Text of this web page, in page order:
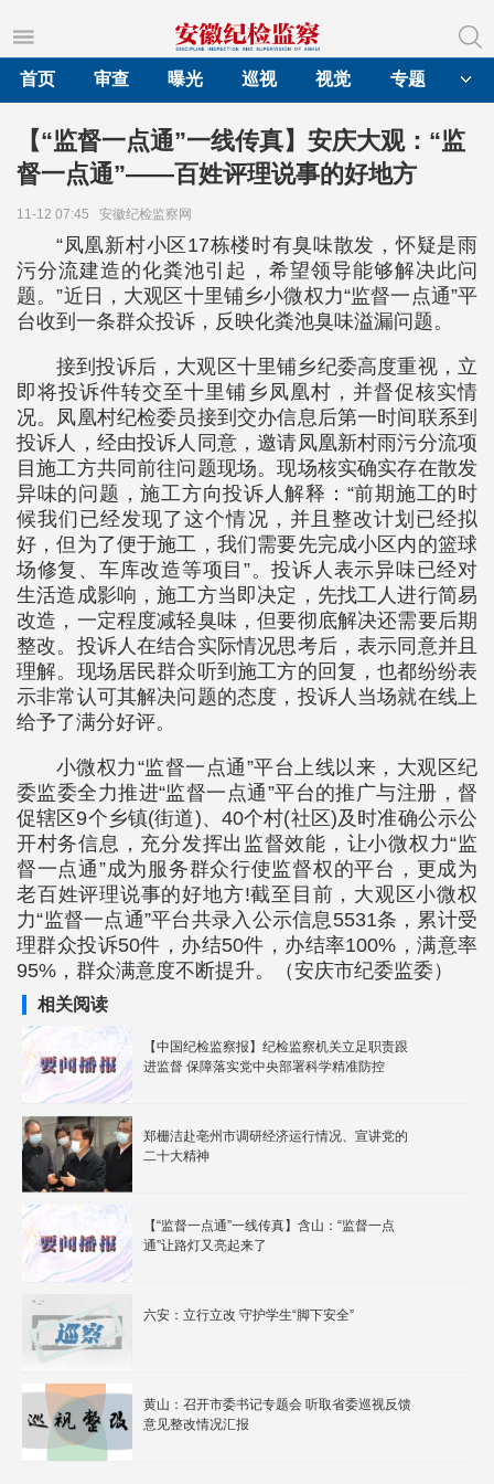
首页
审查 曝光 巡视 视觉 专题
【“监督一点通”一线传真】安庆大观：“监
督一点通”——百姓评理说事的好地方
11-12 07:45 安徽纪检监察网
“凤凰新村小区17栋楼时有臭味散发，怀疑是雨
污分流建造的化粪池引起，希望领导能够解决此问
题。”近日，大观区十里铺乡小微权力“监督一点通”平
台收到一条群众投诉，反映化粪池臭味溢漏问题。
接到投诉后，大观区十里铺乡纪委高度重视，立
即将投诉件转交至十里铺乡凤凰村，并督促核实情
况。凤凰村纪检委员接到交办信息后第一时间联系到
投诉人，经由投诉人同意，邀请凤凰新村雨污分流项
目施工方共同前往问题现场。现场核实确实存在散发
异味的问题，施工方向投诉人解释：“前期施工的时
候我们已经发现了这个情况，并且整改计划已经拟
好，但为了便于施工，我们需要先完成小区内的篮球
场修复、车库改造等项目”。投诉人表示异味已经对
生活造成影响，施工方当即决定，先找工人进行简易
改造，一定程度减轻臭味，但要彻底解决还需要后期
整改。投诉人在结合实际情况思考后，表示同意并且
理解。现场居民群众听到施工方的回复，也都纷纷表
示非常认可其解决问题的态度，投诉人当场就在线上
给予了满分好评。
小微权力“监督一点通”平台上线以来，大观区纪
委监委全力推进“监督一点通”平台的推广与注册，督
促辖区9个乡镇(街道)、40个村(社区)及时准确公示公
开村务信息，充分发挥出监督效能，让小微权力“监
督一点通”成为服务群众行使监督权的平台，更成为
老百姓评理说事的好地方!截至目前，大观区小微权
力“监督一点通”平台共录入公示信息5531条，累计受
理群众投诉50件，办结50件，办结率100%，满意率
95%，群众满意度不断提升。（安庆市纪委监委）
相关阅读
【中国纪检监察报】纪检监察机关立足职责跟
进监督 保障落实党中央部署科学精准防控
郑栅洁赴亳州市调研经济运行情况、宣讲党的
二十大精神
【“监督一点通”一线传真】含山：“监督一点
通”让路灯又亮起来了
六安：立行立改 守护学生“脚下安全”
黄山：召开市委书记专题会 听取省委巡视反馈
意见整改情况汇报